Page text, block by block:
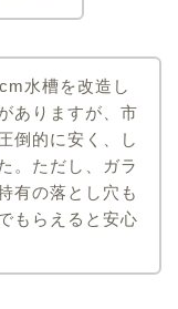
水槽を改造し
ありますが、市
倒的に安く、し
。ただし、ガラ
有の落とし穴も
もらえると安心